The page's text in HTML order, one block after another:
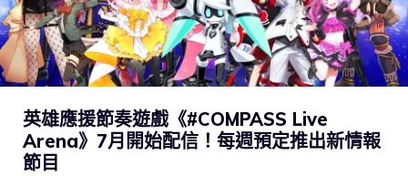
英雄應援節奏遊戲《#COMPASS Live
Arena》7月開始配信！每週預定推出新情報
節目